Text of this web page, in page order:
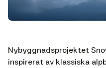
Nybyggnadsprojektet
inspirerat av klassiska